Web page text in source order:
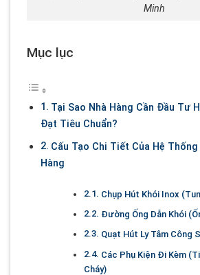
Minh
Mục lục
Tại Sao Nhà Hàng Cần Đầu Tư
Đạt Tiêu Chuẩn?
Cấu Tạo Chi Tiết Của Hệ
Hàng
Chụp Hút Khói Inox
Đường Ống Dẫn Khói
Quạt Hút Ly Tâm Công
Các Phụ Kiện Đi Kèm
Cháy)